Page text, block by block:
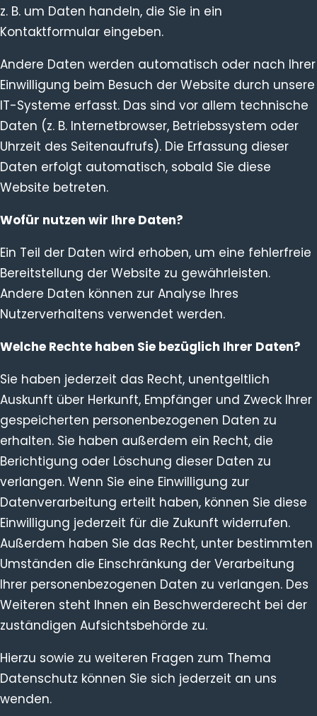
z. B. um Daten handeln, die Sie in ein
Kontaktformular eingeben.
Andere Daten werden automatisch oder nach Ihrer
Einwilligung beim Besuch der Website durch unsere
IT-Systeme erfasst. Das sind vor allem technische
Daten (z. B. Internetbrowser, Betriebssystem oder
Uhrzeit des Seitenaufrufs). Die Erfassung dieser
Daten erfolgt automatisch, sobald Sie diese
Website betreten.
Wofür nutzen wir Ihre Daten?
Ein Teil der Daten wird erhoben, um eine fehlerfreie
Bereitstellung der Website zu gewährleisten.
Andere Daten können zur Analyse Ihres
Nutzerverhaltens verwendet werden.
Welche Rechte haben Sie bezüglich Ihrer Daten?
Sie haben jederzeit das Recht, unentgeltlich
Auskunft über Herkunft, Empfänger und Zweck Ihrer
gespeicherten personenbezogenen Daten zu
erhalten. Sie haben außerdem ein Recht, die
Berichtigung oder Löschung dieser Daten zu
verlangen. Wenn Sie eine Einwilligung zur
Datenverarbeitung erteilt haben, können Sie diese
Einwilligung jederzeit für die Zukunft widerrufen.
Außerdem haben Sie das Recht, unter bestimmten
Umständen die Einschränkung der Verarbeitung
Ihrer personenbezogenen Daten zu verlangen. Des
Weiteren steht Ihnen ein Beschwerderecht bei der
zuständigen Aufsichtsbehörde zu.
Hierzu sowie zu weiteren Fragen zum Thema
Datenschutz können Sie sich jederzeit an uns
wenden.